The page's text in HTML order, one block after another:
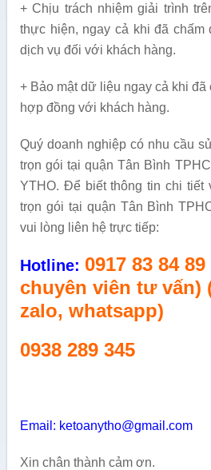
+ Chịu trách nhiệm giải trình
thực hiện, ngay cả khi đã
dịch vụ đối với khách hàng.
+ Bảo mật dữ liệu ngay cả khi
hợp đồng với khách hàng.
Quý doanh nghiệp có nhu cầu
trọn gói tại quận Tân Bình
YTHO. Để biết thông tin chi tiết
trọn gói tại quận Tân Bình
vui lòng liên hệ trực tiếp:
Hotline: 0917 83 84
chuyên viên tư vấn)
zalo, whatsapp)
0938 289 345
Email: ketoanytho@gmail.com
Xin chân thành cảm ơn.